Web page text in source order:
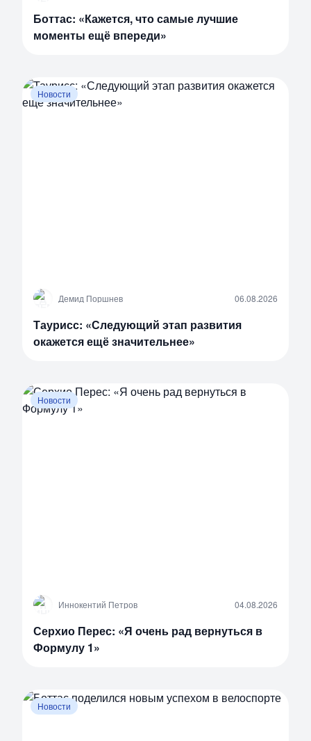
Боттас: «Кажется, что самые лучшие
моменты ещё впереди»
Новости
Д Демид Поршнев 06.08.2026
Таурисс: «Следующий этап развития
окажется ещё значительнее»
Новости
И Иннокентий Петров 04.08.2026
Серхио Перес: «Я очень рад вернуться в
Формулу 1»
Новости